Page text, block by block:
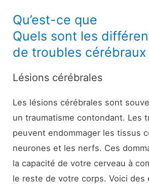
Qu’est-ce que
Quels sont les
de troubles cérébraux
Lésions cérébrales
Les lésions cérébrales sont
un traumatisme contondant. Les
peuvent endommager les tissus
neurones et les nerfs. Ces
la capacité de votre cerveau à
le reste de votre corps. Voici des